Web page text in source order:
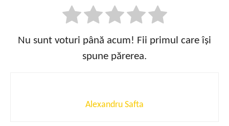
Nu sunt voturi până acum! Fii primul care își
spune părerea.
Alexandru Safta